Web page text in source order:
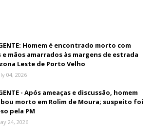
Homem é encontrado morto com
e mãos amarrados às margens de estrada
Leste de Porto Velho
04, 2026
- Após ameaças e discussão, homem
morto em Rolim de Moura; suspeito foi
pela PM
24, 2026